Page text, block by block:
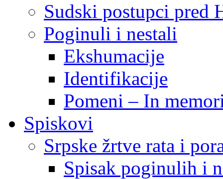
Sudski postupci pred
Poginuli i nestali
Ekshumacije
Identifikacije
Pomeni – In
Spiskovi
Srpske žrtve rata i
Spisak poginulih i